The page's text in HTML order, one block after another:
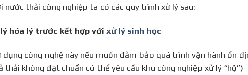
thải công nghiệp ta có các quy trình xử lý sau:
hóa lý trước kết hợp với xử lý sinh học
công nghệ này nếu muốn đảm bảo quá trình vận hành ổn
không đạt chuẩn có thể yêu cầu khu công nghiệp xử lý “hộ”)